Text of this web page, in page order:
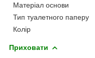
Матеріал основи
Тип туалетного паперу
Колір
Приховати